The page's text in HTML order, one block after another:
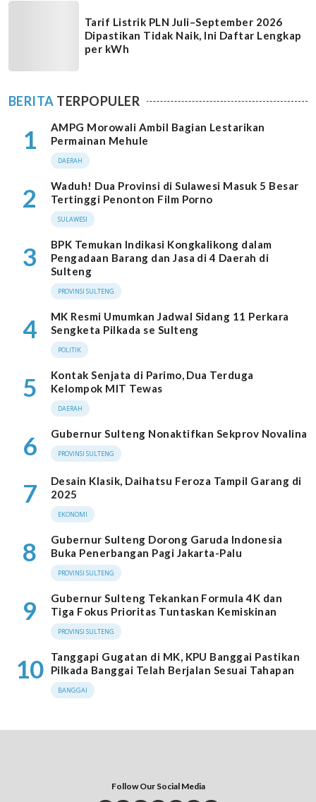
Tarif Listrik PLN Juli–September 2026
Dipastikan Tidak Naik, Ini Daftar Lengkap
per kWh
BERITA TERPOPULER
1
AMPG Morowali Ambil Bagian Lestarikan
Permainan Mehule
DAERAH
2
Waduh! Dua Provinsi di Sulawesi Masuk 5 Besar
Tertinggi Penonton Film Porno
SULAWESI
3
BPK Temukan Indikasi Kongkalikong dalam
Pengadaan Barang dan Jasa di 4 Daerah di
Sulteng
PROVINSI SULTENG
4
MK Resmi Umumkan Jadwal Sidang 11 Perkara
Sengketa Pilkada se Sulteng
POLITIK
5
Kontak Senjata di Parimo, Dua Terduga
Kelompok MIT Tewas
DAERAH
6 Gubernur Sulteng Nonaktifkan Sekprov Novalina
PROVINSI SULTENG
7
Desain Klasik, Daihatsu Feroza Tampil Garang di
2025
EKONOMI
8
Gubernur Sulteng Dorong Garuda Indonesia
Buka Penerbangan Pagi Jakarta-Palu
PROVINSI SULTENG
9
Gubernur Sulteng Tekankan Formula 4K dan
Tiga Fokus Prioritas Tuntaskan Kemiskinan
PROVINSI SULTENG
10
Tanggapi Gugatan di MK, KPU Banggai Pastikan
Pilkada Banggai Telah Berjalan Sesuai Tahapan
BANGGAI
Follow Our Social Media